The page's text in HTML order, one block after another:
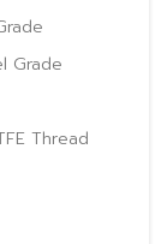
Grade
Thread